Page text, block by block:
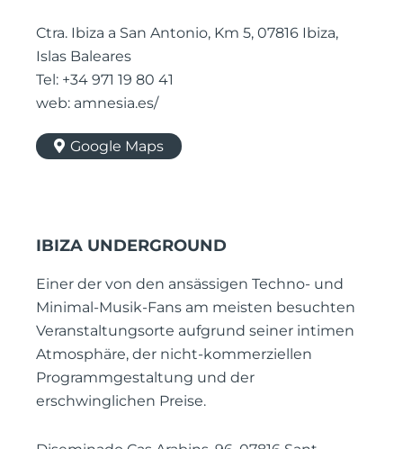
Ctra. Ibiza a San Antonio, Km 5, 07816 Ibiza,
Islas Baleares
Tel: +34 971 19 80 41
web: amnesia.es/
Google Maps
IBIZA UNDERGROUND
Einer der von den ansässigen Techno- und
Minimal-Musik-Fans am meisten besuchten
Veranstaltungsorte aufgrund seiner intimen
Atmosphäre, der nicht-kommerziellen
Programmgestaltung und der
erschwinglichen Preise.